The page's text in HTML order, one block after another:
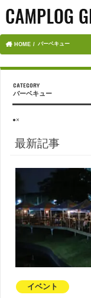
HOME バーベキュー
バーベキュー
●×
最新記事
イベント